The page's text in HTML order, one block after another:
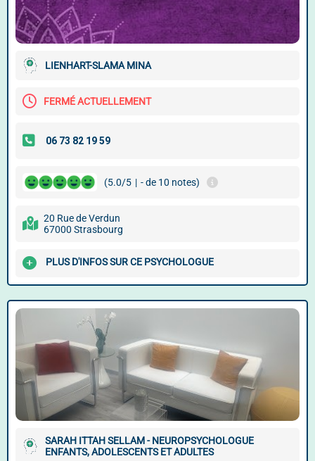
LIENHART-SLAMA MINA
FERMÉ ACTUELLEMENT
(5.0/5 | - de 10 notes)
20 Rue de Verdun
67000 Strasbourg
PLUS D'INFOS SUR CE PSYCHOLOGUE
SARAH ITTAH SELLAM - NEUROPSYCHOLOGUE
ENFANTS, ADOLESCENTS ET ADULTES